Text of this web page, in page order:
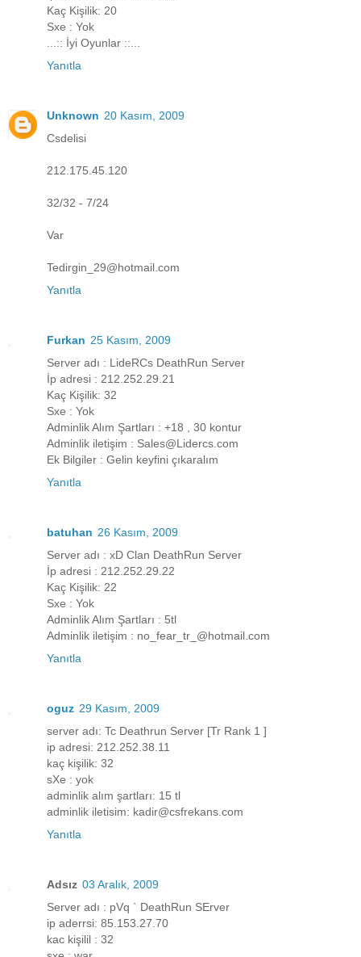
Kaç Kişilik: 20
Sxe : Yok
...:: İyi Oyunlar ::...
Yanıtla
Unknown 20 Kasım, 2009
Csdelisi
212.175.45.120
32/32 - 7/24
Var
Tedirgin_29@hotmail.com
Yanıtla
Furkan 25 Kasım, 2009
Server adı : LideRCs DeathRun Server
İp adresi : 212.252.29.21
Kaç Kişilik: 32
Sxe : Yok
Adminlik Alım Şartları : +18 , 30 kontur
Adminlik iletişim : Sales@Lidercs.com
Ek Bilgiler : Gelin keyfini çıkaralım
Yanıtla
batuhan 26 Kasım, 2009
Server adı : xD Clan DeathRun Server
İp adresi : 212.252.29.22
Kaç Kişilik: 22
Sxe : Yok
Adminlik Alım Şartları : 5tl
Adminlik iletişim : no_fear_tr_@hotmail.com
Yanıtla
oguz 29 Kasım, 2009
server adı: Tc Deathrun Server [Tr Rank 1 ]
ip adresi: 212.252.38.11
kaç kişilik: 32
sXe : yok
adminlik alım şartları: 15 tl
adminlik iletisim: kadir@csfrekans.com
Yanıtla
Adsız 03 Aralık, 2009
Server adı : pVq ` DeathRun SErver
ip aderrsi: 85.153.27.70
kac kişilil : 32